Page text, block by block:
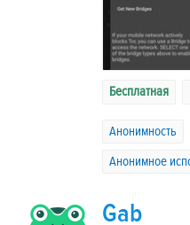
Бесплатная
Анонимность
Анонимное
Gab